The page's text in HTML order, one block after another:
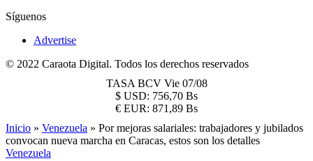
Síguenos
Advertise
© 2022 Caraota Digital. Todos los derechos reservados
TASA BCV Vie 07/08
$ USD: 756,70 Bs
€ EUR: 871,89 Bs
Inicio » Venezuela » Por mejoras salariales: trabajadores y jubilados
convocan nueva marcha en Caracas, estos son los detalles
Venezuela